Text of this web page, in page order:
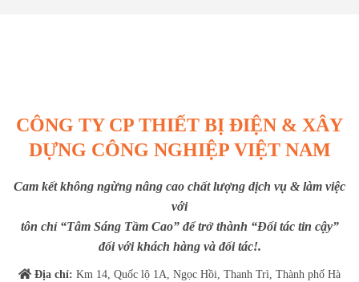
CÔNG TY CP THIẾT BỊ ĐIỆN & XÂY
DỰNG CÔNG NGHIỆP VIỆT NAM
Cam kết không ngừng nâng cao chất lượng dịch vụ & làm việc
với
tôn chỉ “Tâm Sáng Tầm Cao” để trở thành “Đối tác tin cậy”
đối với khách hàng và đối tác!.
Địa chỉ: Km 14, Quốc lộ 1A, Ngọc Hồi, Thanh Trì, Thành phố Hà